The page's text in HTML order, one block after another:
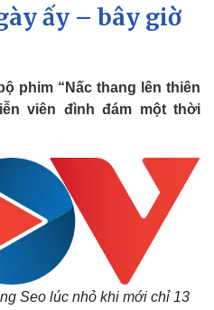
Tin 24h
Dự báo thời tiết
Việc làm
Biển đảo
ấy – bây giờ
phim “Nấc thang lên thiên
viên đình đám một thời
Seo lúc nhỏ khi mới chỉ 13